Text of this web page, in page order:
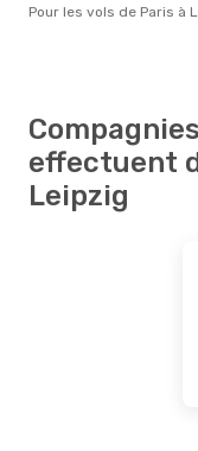
Pour les vols de Paris à
effectuent
Leipzig